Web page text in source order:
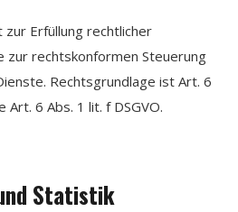
Erfüllung rechtlicher
zur rechtskonformen Steuerung
Rechtsgrundlage ist Art. 6
Art. 6 Abs. 1 lit. f DSGVO.
Statistik